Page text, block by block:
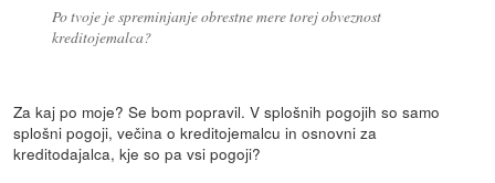
Po tvoje je spreminjanje obrestne mere torej obveznost
kreditojemalca?
Za kaj po moje? Se bom popravil. V splošnih pogojih so samo
splošni pogoji, večina o kreditojemalcu in osnovni za
kreditodajalca, kje so pa vsi pogoji?